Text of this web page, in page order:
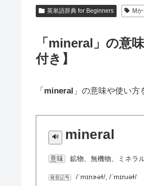
英単語辞典 for Beginners M
「mineral」の意
付き】
「 mineral 」の意味や使い方
mineral
意味 鉱物、無機物、ミネラ
発音記号 /ˈmɪnɝəɫ/, /ˈmɪnɹəɫ/